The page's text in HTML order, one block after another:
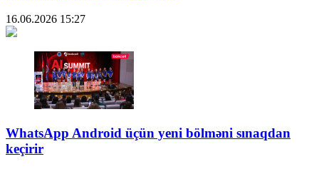
16.06.2026 15:27
WhatsApp Android üçün yeni bölməni sınaqdan
keçirir